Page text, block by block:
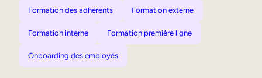
Formation des adhérents Formation externe
Formation interne Formation première ligne
Onboarding des employés